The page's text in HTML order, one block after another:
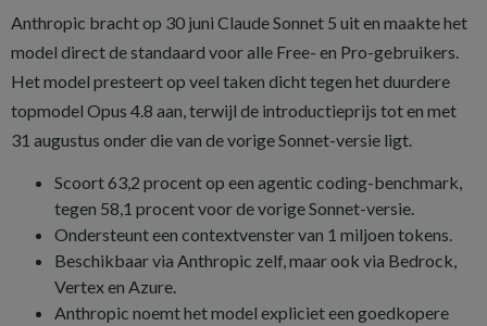
Anthropic bracht op 30 juni Claude Sonnet 5 uit en maakte het
model direct de standaard voor alle Free- en Pro-gebruikers.
Het model presteert op veel taken dicht tegen het duurdere
topmodel Opus 4.8 aan, terwijl de introductieprijs tot en met
31 augustus onder die van de vorige Sonnet-versie ligt.
Scoort 63,2 procent op een agentic coding-benchmark,
tegen 58,1 procent voor de vorige Sonnet-versie.
Ondersteunt een contextvenster van 1 miljoen tokens.
Beschikbaar via Anthropic zelf, maar ook via Bedrock,
Vertex en Azure.
Anthropic noemt het model expliciet een goedkopere